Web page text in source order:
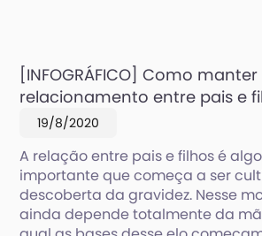
[INFOGRÁFICO] Como
relacionamento entre pais e
19/8/2020
A relação entre pais e filhos é
importante que começa a ser
descoberta da gravidez. Nesse
ainda depende totalmente da